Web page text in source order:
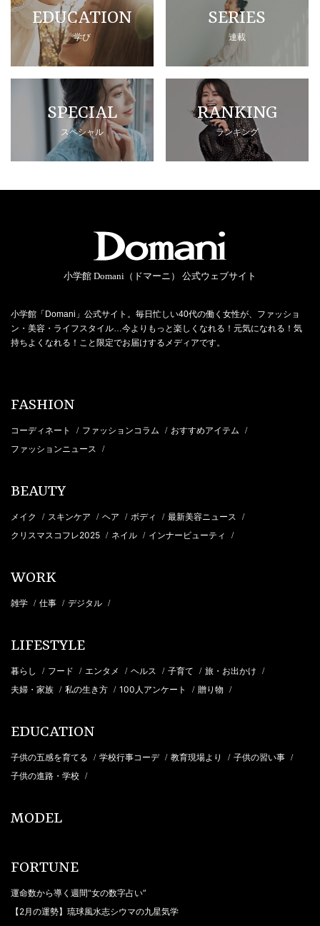
EDUCATION
学び
SERIES
連載
SPECIAL
スペシャル
RANKING
ランキング
小学館 Domani（ドマーニ） 公式ウェブサイト
小学館「Domani」公式サイト。毎日忙しい40代の働く女性が、ファッショ
ン・美容・ライフスタイル…今よりもっと楽しくなれる！元気になれる！気
持ちよくなれる！こと限定でお届けするメディアです。
FASHION
コーディネート / ファッションコラム / おすすめアイテム /
ファッションニュース /
BEAUTY
メイク / スキンケア / ヘア / ボディ / 最新美容ニュース /
クリスマスコフレ2025 / ネイル / インナービューティ /
WORK
雑学 / 仕事 / デジタル /
LIFESTYLE
暮らし / フード / エンタメ / ヘルス / 子育て / 旅・お出かけ /
夫婦・家族 / 私の生き方 / 100人アンケート / 贈り物 /
EDUCATION
子供の五感を育てる / 学校行事コーデ / 教育現場より / 子供の習い事 /
子供の進路・学校 /
MODEL
FORTUNE
運命数から導く週間“女の数字占い”
【2月の運勢】琉球風水志シウマの九星気学